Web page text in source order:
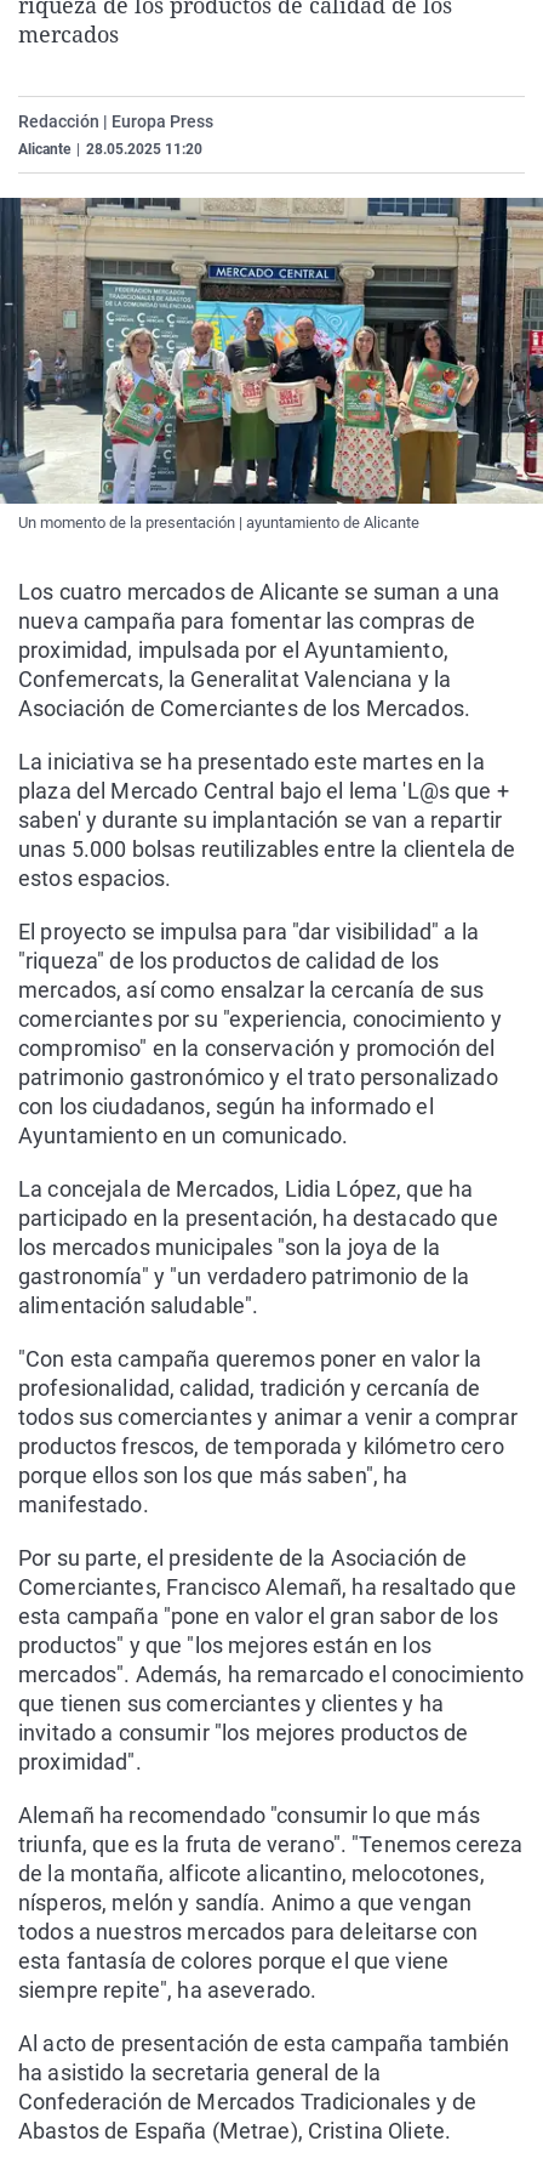
La rosa de los vientos
Como el perro y el
Caso
Equipo de
Extremadura
La Rioja
Virales
Elecciones
mercados
Redacción | Europa Press
Alicante 28.05.2025 11:20
Un momento de la presentación | ayuntamiento de Alicante
Los cuatro mercados de Alicante se suman a una
nueva campaña para fomentar las compras de
proximidad, impulsada por el Ayuntamiento,
Confemercats, la Generalitat Valenciana y la
Asociación de Comerciantes de los Mercados.
La iniciativa se ha presentado este martes en la
plaza del Mercado Central bajo el lema 'L@s que +
saben' y durante su implantación se van a repartir
unas 5.000 bolsas reutilizables entre la clientela de
estos espacios.
El proyecto se impulsa para "dar visibilidad" a la
"riqueza" de los productos de calidad de los
mercados, así como ensalzar la cercanía de sus
comerciantes por su "experiencia, conocimiento y
compromiso" en la conservación y promoción del
patrimonio gastronómico y el trato personalizado
con los ciudadanos, según ha informado el
Ayuntamiento en un comunicado.
La concejala de Mercados, Lidia López, que ha
participado en la presentación, ha destacado que
los mercados municipales "son la joya de la
gastronomía" y "un verdadero patrimonio de la
alimentación saludable".
"Con esta campaña queremos poner en valor la
profesionalidad, calidad, tradición y cercanía de
todos sus comerciantes y animar a venir a comprar
productos frescos, de temporada y kilómetro cero
porque ellos son los que más saben", ha
manifestado.
Por su parte, el presidente de la Asociación de
Comerciantes, Francisco Alemañ, ha resaltado que
esta campaña "pone en valor el gran sabor de los
productos" y que "los mejores están en los
mercados". Además, ha remarcado el conocimiento
que tienen sus comerciantes y clientes y ha
invitado a consumir "los mejores productos de
proximidad".
Alemañ ha recomendado "consumir lo que más
triunfa, que es la fruta de verano". "Tenemos cereza
de la montaña, alficote alicantino, melocotones,
nísperos, melón y sandía. Animo a que vengan
todos a nuestros mercados para deleitarse con
esta fantasía de colores porque el que viene
siempre repite", ha aseverado.
Al acto de presentación de esta campaña también
ha asistido la secretaria general de la
Confederación de Mercados Tradicionales y de
Abastos de España (Metrae), Cristina Oliete.